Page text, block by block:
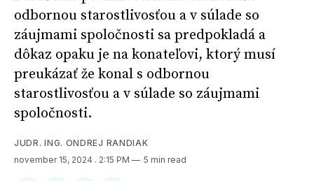
odbornou starostlivosťou a v súlade so
záujmami spoločnosti sa predpokladá a
dôkaz opaku je na konateľovi, ktorý musí
preukázať že konal s odbornou
starostlivosťou a v súlade so záujmami
spoločnosti.
JUDR. ING. ONDREJ RANDIAK
november 15, 2024 . 2:15 PM 5 min read